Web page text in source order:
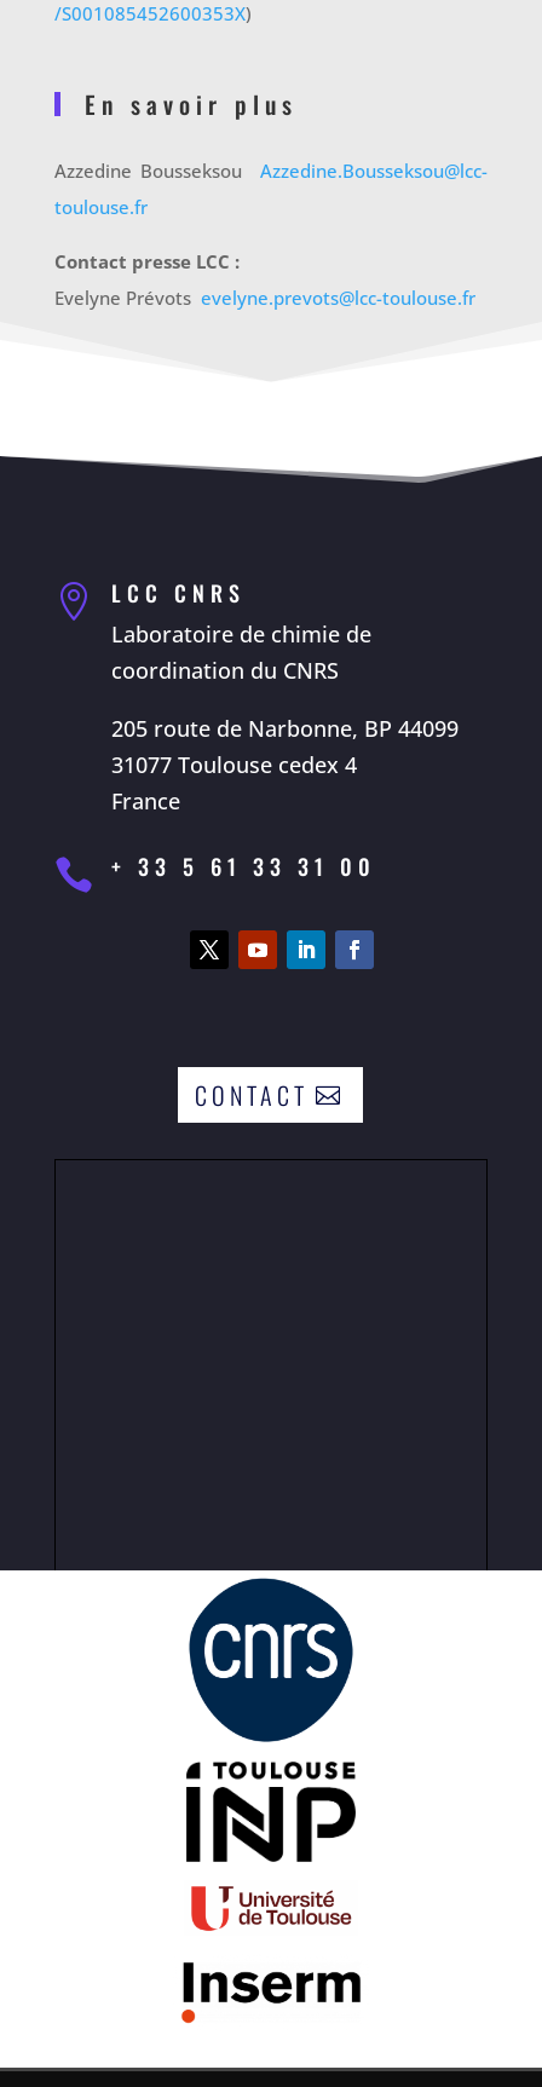
/S001085452600353X)
En savoir plus
Azzedine BousseksouAzzedine.Bousseksou@lcc-
toulouse.fr
Contact presse LCC :
Evelyne Prévots evelyne.prevots@lcc-toulouse.fr
 LCC CNRS
Laboratoire de chimie de
coordination du CNRS
205 route de Narbonne, BP 44099
31077 Toulouse cedex 4
France
 + 33 5 61 33 31 00
CONTACT